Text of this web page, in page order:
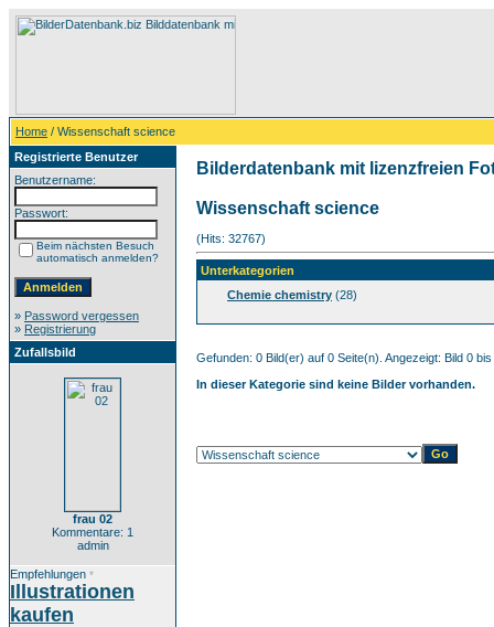
Home / Wissenschaft science
Registrierte Benutzer
Benutzername:
Passwort:
Beim nächsten Besuch
automatisch anmelden?
» Password vergessen
» Registrierung
Zufallsbild
frau 02
Kommentare: 1
admin
Empfehlungen *
Illustrationen
kaufen
Bilderdatenbank mit lizenzfreien
Wissenschaft science
(Hits: 32767)
Unterkategorien
Chemie chemistry (28)
Gefunden: 0 Bild(er) auf 0 Seite(n). Angezeigt: Bild 0 bis
In dieser Kategorie sind keine Bilder vorhanden.